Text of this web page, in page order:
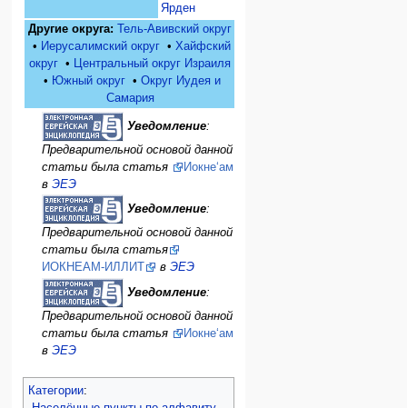
Ярден
Другие округа: Тель-Авивский округ
• Иерусалимский округ •Хайфский
округ •
Центральный округ Израиля
• Южный округ• Округ Иудея и
Самария
Уведомление:
Предварительной основой данной
статьи была статья
Иокне‘ам
в ЭЕЭ
Уведомление:
Предварительной основой данной
статьи была статья
ИОКНЕАМ-ИЛЛИТ
в ЭЕЭ
Уведомление:
Предварительной основой данной
статьи была статья
Иокне‘ам
в ЭЕЭ
Категории: